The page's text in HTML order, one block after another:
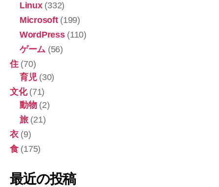
Linux(332)
Microsoft(199)
WordPress(110)
ゲーム (56)
住(70)
育児(30)
文化(71)
動物(2)
旅(21)
衣(9)
食(175)
最近の投稿